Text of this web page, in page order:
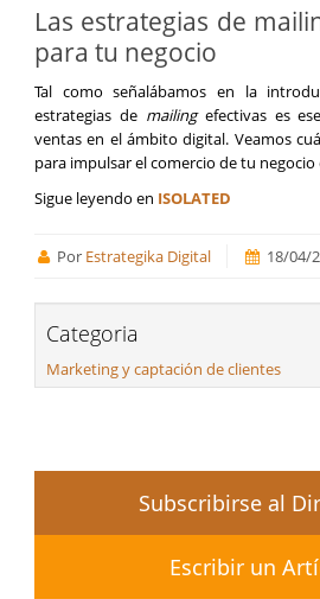
Las estrategias de
para tu negocio
Tal como señalábamos en la
estrategias demailingefectivas es
ventas en el ámbito digital. Veamos
para impulsar el comercio de tu negocio
Sigue leyendo en ISOLATED
Por Estrategika Digital 18/04/
Categoria
Marketing y captación de clientes
Subscribirse al
Escribir un